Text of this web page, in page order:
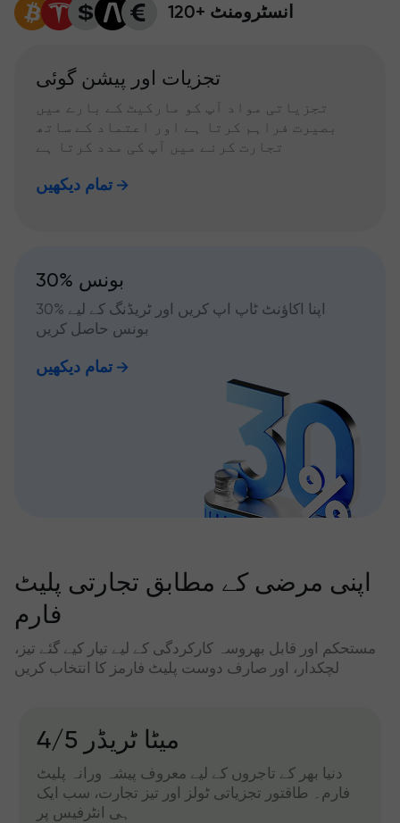
120+ انسٹرومنٹ
تجزیات اور پیشن گوئی
تجزیاتی مواد آپ کو مارکیٹ کے بارے میں
بصیرت فراہم کرتا ہے اور اعتماد کے ساتھ
تجارت کرنے میں آپ کی مدد کرتا ہے
تمام دیکھیں
30% بونس
اپنا اکاؤنٹ ٹاپ اپ کریں اور ٹریڈنگ کے لیے %30
بونس حاصل کریں
تمام دیکھیں
اپنی مرضی کے مطابق تجارتی پلیٹ
فارم
مستحکم اور قابل بھروسہ کارکردگی کے لیے تیار کیے گئے تیز،
لچکدار، اور صارف دوست پلیٹ فارمز کا انتخاب کریں
میٹا ٹریڈر 4/5
دنیا بھر کے تاجروں کے لیے معروف پیشہ ورانہ پلیٹ
فارم۔ طاقتور تجزیاتی ٹولز اور تیز تجارت، سب ایک
ہی انٹرفیس پر